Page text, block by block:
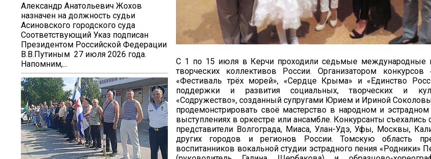
Александр Анатольевич Жохов
назначен на должность судьи
Асиновского городского суда
Соответствующий Указ подписан
Президентом Российской Федерации
В.В.Путиным 27 июля 2026 года.
Напомним,...
С 1 по 15 июля в Керчи проходили седьмые международные
творческих коллективов России. Организатором конкурсов
«Фестиваль трёх морей», «Сердце Крыма» и «Единство
поддержки и развития социальных, творческих и
«Содружество», созданный супругами Юрием и Ириной
продемонстрировать своё мастерство в народном и
выступлениях в оркестре или ансамбле. Конкурсанты
представители Волгограда, Миаса, Улан-Удэ, Уфы, Москвы,
других городов и регионов России. Томскую область
воспитанников вокальной студии эстрадного пения
20.09.2017
Посмотреть...